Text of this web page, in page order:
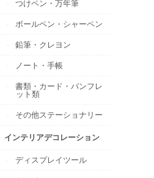
つけペン・万年筆
ボールペン・シャーペン
鉛筆・クレヨン
ノート・手帳
書類・カード・パンフレ
ット類
その他ステーショナリー
インテリアデコレーション
ディスプレイツール